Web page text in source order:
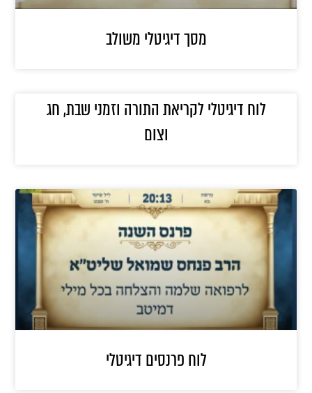
מסך דיגיטלי משולב
לוח דיגיטלי לקריאת התורה וזמני שבת, חג
וצום
לוח פרנסים דיגיטלי